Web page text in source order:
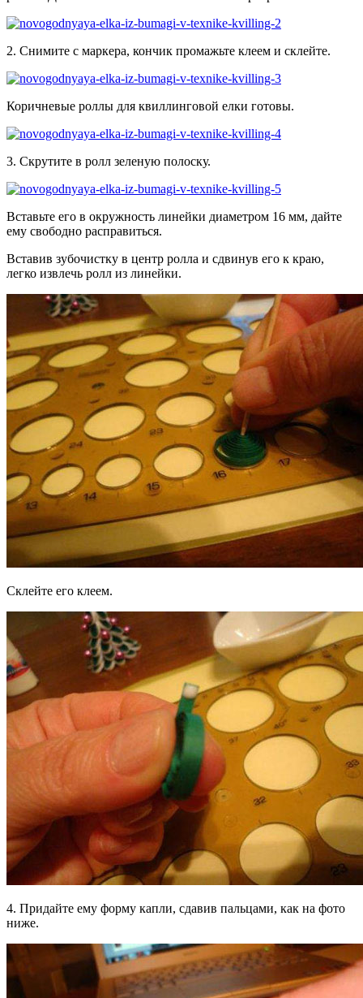
2. Снимите с маркера, кончик промажьте клеем и склейте.
Коричневые роллы для квиллинговой елки готовы.
3. Скрутите в ролл зеленую полоску.
Вставьте его в окружность линейки диаметром 16 мм, дайте
ему свободно расправиться.
Вставив зубочистку в центр ролла и сдвинув его к краю,
легко извлечь ролл из линейки.
Склейте его клеем.
4. Придайте ему форму капли, сдавив пальцами, как на фото
ниже.